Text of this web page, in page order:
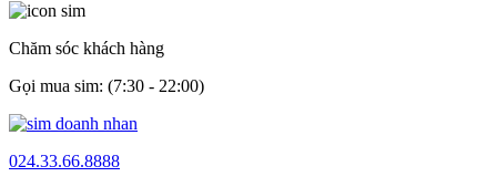
Chăm sóc khách hàng
Gọi mua sim: (7:30 - 22:00)
024.33.66.8888